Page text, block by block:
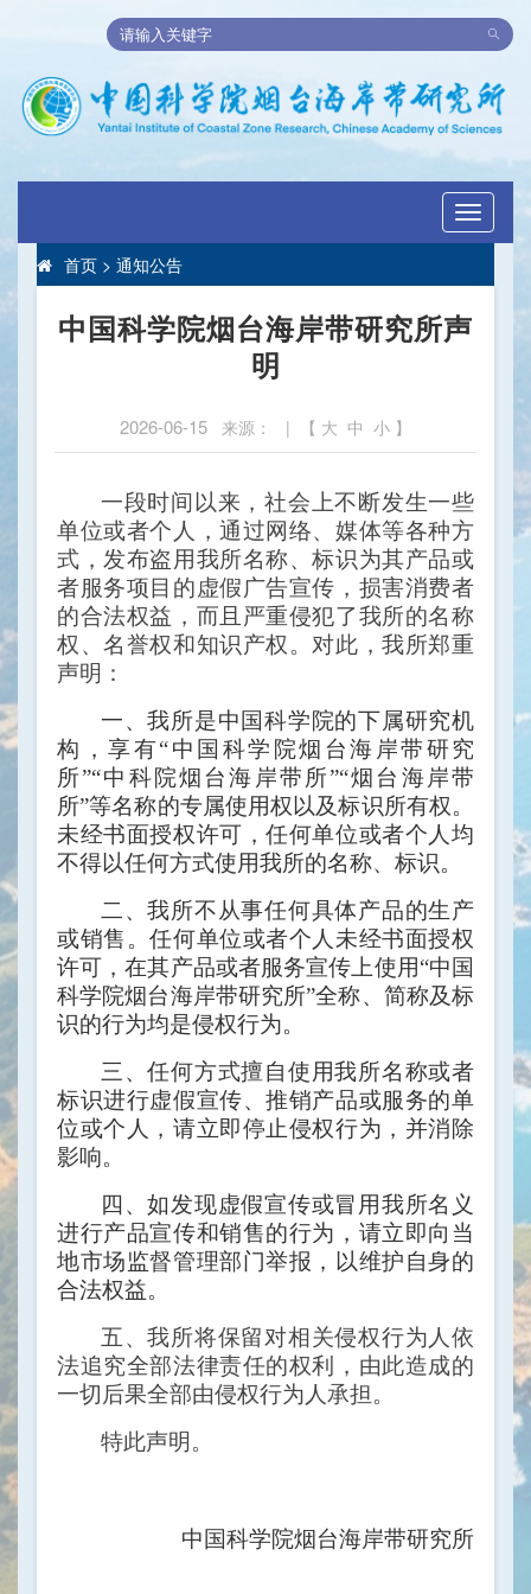
Toggle
首页 > 通知公告
中国科学院烟台海岸带研究所声
明
2026-06-15 来源： | 【 大 中 小 】
一段时间以来，社会上不断发生一些
单位或者个人，通过网络、媒体等各种方
式，发布盗用我所名称、标识为其产品或
者服务项目的虚假广告宣传，损害消费者
的合法权益，而且严重侵犯了我所的名称
权、名誉权和知识产权。对此，我所郑重
声明：
一、我所是中国科学院的下属研究机
构，享有“中国科学院烟台海岸带研究
所”“中科院烟台海岸带所”“烟台海岸带
所”等名称的专属使用权以及标识所有权。
未经书面授权许可，任何单位或者个人均
不得以任何方式使用我所的名称、标识。
二、我所不从事任何具体产品的生产
或销售。任何单位或者个人未经书面授权
许可，在其产品或者服务宣传上使用“中国
科学院烟台海岸带研究所”全称、简称及标
识的行为均是侵权行为。
三、任何方式擅自使用我所名称或者
标识进行虚假宣传、推销产品或服务的单
位或个人，请立即停止侵权行为，并消除
影响。
四、如发现虚假宣传或冒用我所名义
进行产品宣传和销售的行为，请立即向当
地市场监督管理部门举报，以维护自身的
合法权益。
五、我所将保留对相关侵权行为人依
法追究全部法律责任的权利，由此造成的
一切后果全部由侵权行为人承担。
特此声明。
中国科学院烟台海岸带研究所